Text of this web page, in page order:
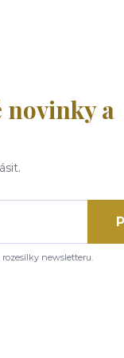
novinky a
newsletteru.